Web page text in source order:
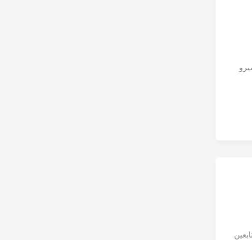
للكاتب ايتشيرو
المتابعين